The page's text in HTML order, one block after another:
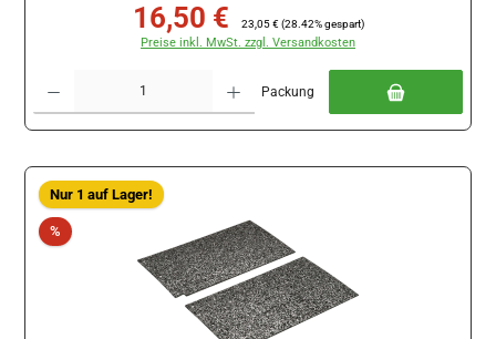
Verkaufspreis:
16,50 € Regulärer Preis:
23,05 € (28.42% gespart)
Preise inkl. MwSt. zzgl. Versandkosten
Packung
Nur 1 auf Lager!
%Rabatt